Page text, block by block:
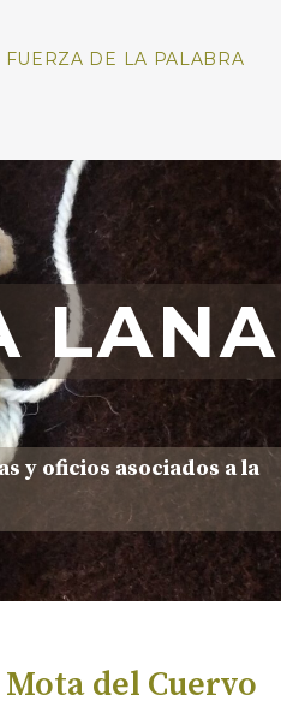
FUERZA DE LA PALABRA
LANA
y oficios asociados a la
del Cuervo